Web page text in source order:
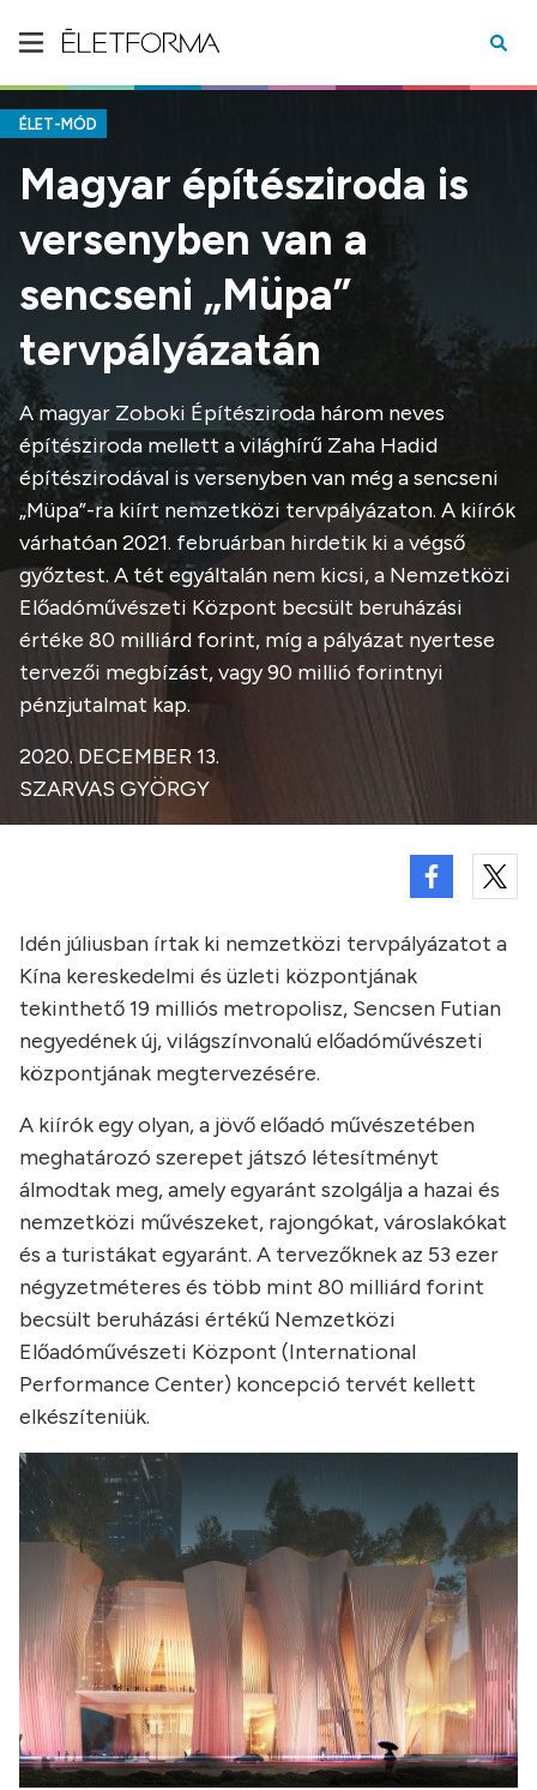
ÉLET-MÓD
Magyar építésziroda is
versenyben van a
sencseni „Müpa”
tervpályázatán
A magyar Zoboki Építésziroda három neves
építésziroda mellett a világhírű Zaha Hadid
építészirodával is versenyben van még a sencseni
„Müpa”-ra kiírt nemzetközi tervpályázaton. A kiírók
várhatóan 2021. februárban hirdetik ki a végső
győztest. A tét egyáltalán nem kicsi, a Nemzetközi
Előadóművészeti Központ becsült beruházási
értéke 80 milliárd forint, míg a pályázat nyertese
tervezői megbízást, vagy 90 millió forintnyi
pénzjutalmat kap.
2020. DECEMBER 13.
SZARVAS GYÖRGY
Idén júliusban írtak ki nemzetközi tervpályázatot a
Kína kereskedelmi és üzleti központjának
tekinthető 19 milliós metropolisz, Sencsen Futian
negyedének új, világszínvonalú előadóművészeti
központjának megtervezésére.
A kiírók egy olyan, a jövő előadó művészetében
meghatározó szerepet játszó létesítményt
álmodtak meg, amely egyaránt szolgálja a hazai és
nemzetközi művészeket, rajongókat, városlakókat
és a turistákat egyaránt. A tervezőknek az 53 ezer
négyzetméteres és több mint 80 milliárd forint
becsült beruházási értékű Nemzetközi
Előadóművészeti Központ (International
Performance Center) koncepció tervét kellett
elkészíteniük.